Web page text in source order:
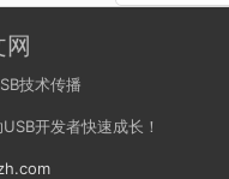
网
技术传播
开发者快速成长！